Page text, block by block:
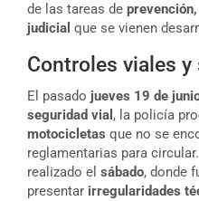
de las tareas de
judicial que se vienen
Controles viales
El pasado jueves 19 de
seguridad vial , la policía
motocicletas que no se
reglamentarias para
realizado el sábado, donde
presentar irregularidades